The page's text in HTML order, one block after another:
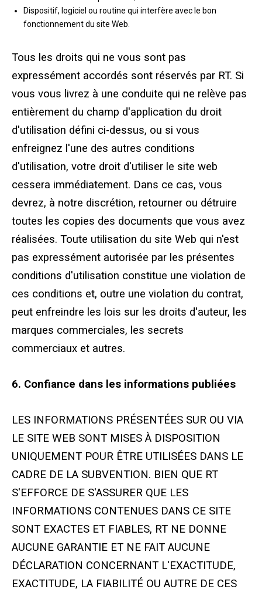
Dispositif, logiciel ou routine qui interfère avec le bon
fonctionnement du site Web.
Tous les droits qui ne vous sont pas
expressément accordés sont réservés par RT. Si
vous vous livrez à une conduite qui ne relève pas
entièrement du champ d'application du droit
d'utilisation défini ci-dessus, ou si vous
enfreignez l'une des autres conditions
d'utilisation, votre droit d'utiliser le site web
cessera immédiatement. Dans ce cas, vous
devrez, à notre discrétion, retourner ou détruire
toutes les copies des documents que vous avez
réalisées. Toute utilisation du site Web qui n'est
pas expressément autorisée par les présentes
conditions d'utilisation constitue une violation de
ces conditions et, outre une violation du contrat,
peut enfreindre les lois sur les droits d'auteur, les
marques commerciales, les secrets
commerciaux et autres.
6. Confiance dans les informations publiées
LES INFORMATIONS PRÉSENTÉES SUR OU VIA
LE SITE WEB SONT MISES À DISPOSITION
UNIQUEMENT POUR ÊTRE UTILISÉES DANS LE
CADRE DE LA SUBVENTION. BIEN QUE RT
S'EFFORCE DE S'ASSURER QUE LES
INFORMATIONS CONTENUES DANS CE SITE
SONT EXACTES ET FIABLES, RT NE DONNE
AUCUNE GARANTIE ET NE FAIT AUCUNE
DÉCLARATION CONCERNANT L'EXACTITUDE,
EXACTITUDE, LA FIABILITÉ OU AUTRE DE CES